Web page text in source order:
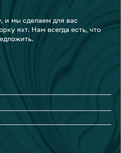
и мы сделаем для вас
яхт. Нам всегда есть, что